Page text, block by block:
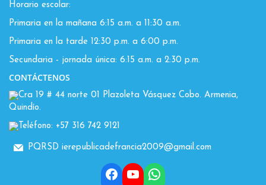
Horario escolar:
Primaria en la mañana 6:15 a.m. a 11:30 a.m.
Primaria en la tarde 12:30 p.m. a 6:00 p.m.
Secundaria - jornada única: 6:15 a.m. a 2:30 p.m.
CONTÁCTENOS
Cra 19 # 44 norte 01 Plazoleta Vásquez Cobo. Armenia,
Quindío.
Teléfono: +57 316 742 9121
PQRSD ierepublicadefrancia2009@gmail.com
Facebook
YouTubeWhatsApp